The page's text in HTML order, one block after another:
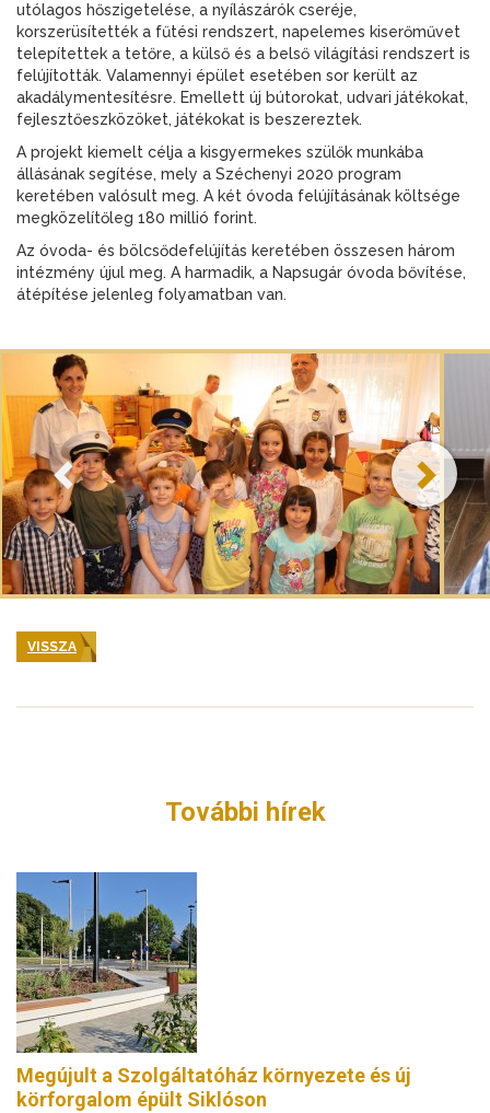
utólagos hőszigetelése, a nyílászárók cseréje,
korszerüsítették a fűtési rendszert, napelemes kiserőművet
telepítettek a tetőre, a külső és a belső világítási rendszert is
felújították. Valamennyi épület esetében sor került az
akadálymentesítésre. Emellett új bútorokat, udvari játékokat,
fejlesztőeszközöket, játékokat is beszereztek.
A projekt kiemelt célja a kisgyermekes szülők munkába
állásának segítése, mely a Széchenyi 2020 program
keretében valósult meg. A két óvoda felújításának költsége
megközelítőleg 180 millió forint.
Az óvoda- és bölcsődefelújítás keretében összesen három
intézmény újul meg. A harmadik, a Napsugár óvoda bővítése,
átépítése jelenleg folyamatban van.
VISSZA
További hírek
Megújult a Szolgáltatóház környezete és új
körforgalom épült Siklóson